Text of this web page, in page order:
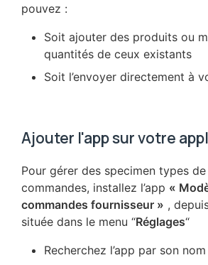
pouvez :
Soit ajouter des produits ou
quantités de ceux existants
Soit l’envoyer directement à
Ajouter l'app sur votre
Pour gérer des specimen types
commandes, installez l’app «
commandes fournisseur » ,
située dans le menu “Réglages“
Recherchez l’app par son nom